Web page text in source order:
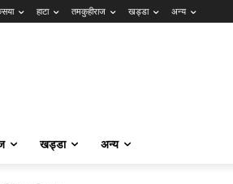
हाटा तमकुहीराज खड्डा अन्य
खड्डा अन्य